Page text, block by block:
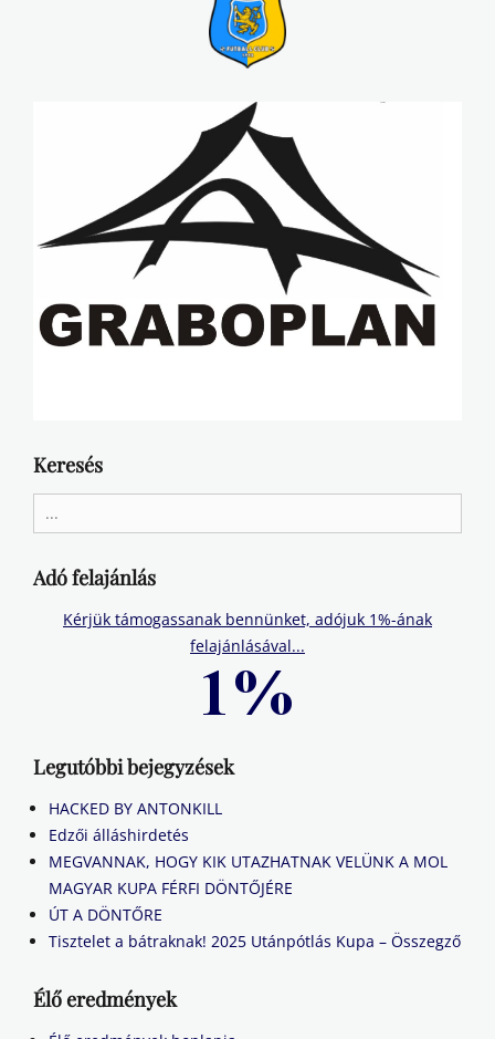
Keresés
for:
Adó felajánlás
Kérjük támogassanak bennünket, adójuk 1%-ának
felajánlásával...
Legutóbbi bejegyzések
HACKED BY ANTONKILL
Edzői álláshirdetés
MEGVANNAK, HOGY KIK UTAZHATNAK VELÜNK A MOL
MAGYAR KUPA FÉRFI DÖNTŐJÉRE
ÚT A DÖNTŐRE
Tisztelet a bátraknak! 2025 Utánpótlás Kupa – Összegző
Élő eredmények